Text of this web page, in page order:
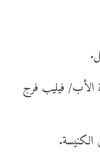
الأب/ فيليب فرج
الكنيسة.